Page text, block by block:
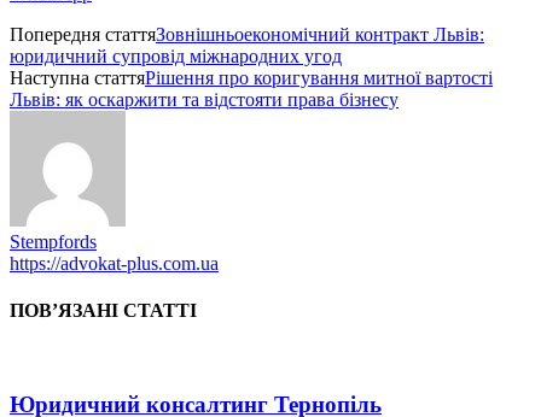
Попередня статтяЗовнішньоекономічний контракт Львів:
юридичний супровід міжнародних угод
Наступна статтяРішення про коригування митної вартості
Львів: як оскаржити та відстояти права бізнесу
Stempfords
https://advokat-plus.com.ua
ПОВ’ЯЗАНІ СТАТТІ
Юридичний консалтинг Тернопіль